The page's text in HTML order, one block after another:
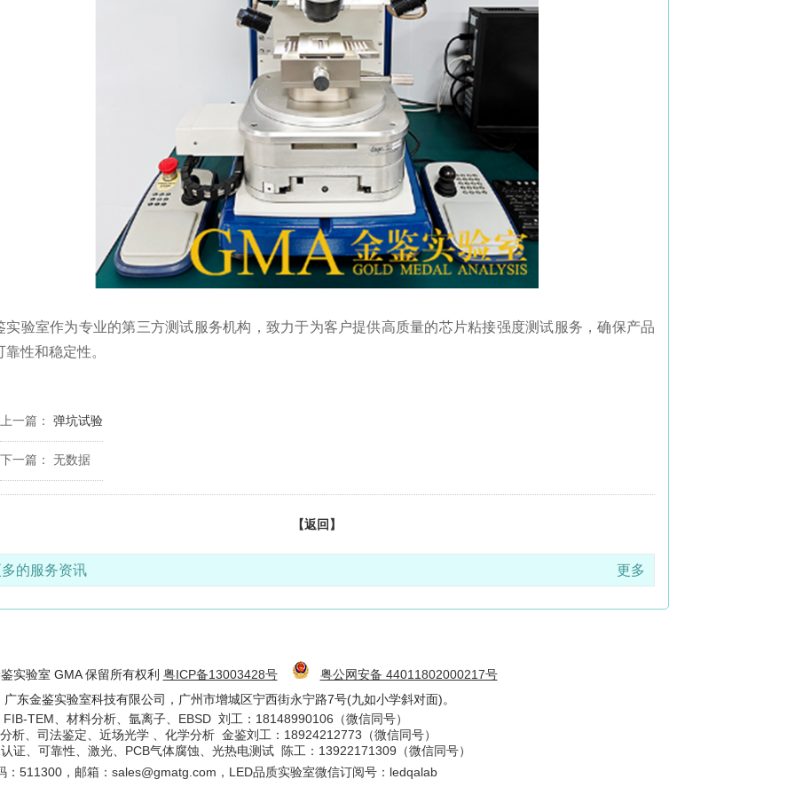
实验室作为专业的第三方测试服务机构，致力于为客户提供高质量的芯片粘接强度测试服务，确保产品
靠性和稳定性。
上一篇： 弹坑试验
下一篇： 无数据
【返回】
的服务资讯 更多
实验室 GMA 保留所有权利 粤ICP备13003428号
粤公网安备 44011802000217号
广东金鉴实验室科技有限公司，广州市增城区宁西街永宁路7号(九如小学斜对面)。
FIB-TEM、材料分析、氩离子、EBSD 刘工：18148990106（微信同号）
析、司法鉴定、近场光学 、化学分析 金鉴刘工：18924212773（微信同号）
证、可靠性、激光、PCB气体腐蚀、光热电测试 陈工：13922171309（微信同号）
： 511300，邮箱：sales@gmatg.com，LED品质实验室微信订阅号：ledqalab